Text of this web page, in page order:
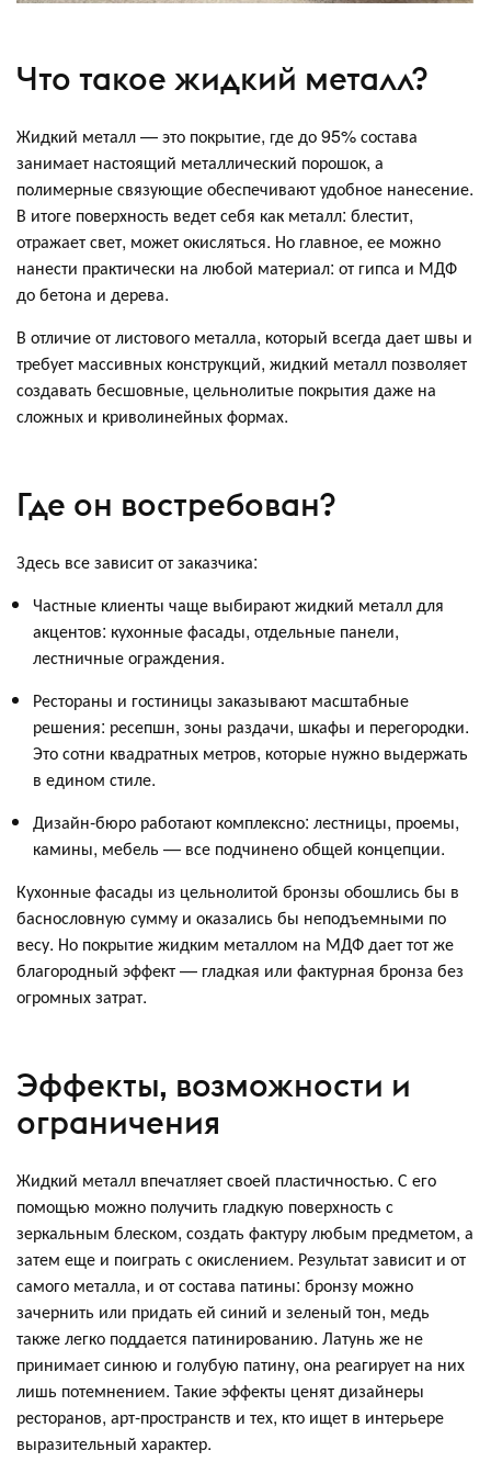
Что такое жидкий металл?
Жидкий металл — это покрытие, где до 95% состава
занимает настоящий металлический порошок, а
полимерные связующие обеспечивают удобное нанесение.
В итоге поверхность ведет себя как металл: блестит,
отражает свет, может окисляться. Но главное, ее можно
нанести практически на любой материал: от гипса и МДФ
до бетона и дерева.
В отличие от листового металла, который всегда дает швы и
требует массивных конструкций, жидкий металл позволяет
создавать бесшовные, цельнолитые покрытия даже на
сложных и криволинейных формах.
Где он востребован?
Здесь все зависит от заказчика:
Частные клиенты чаще выбирают жидкий металл для
акцентов: кухонные фасады, отдельные панели,
лестничные ограждения.
Рестораны и гостиницы заказывают масштабные
решения: ресепшн, зоны раздачи, шкафы и перегородки.
Это сотни квадратных метров, которые нужно выдержать
в едином стиле.
Дизайн-бюро работают комплексно: лестницы, проемы,
камины, мебель — все подчинено общей концепции.
Кухонные фасады из цельнолитой бронзы обошлись бы в
баснословную сумму и оказались бы неподъемными по
весу. Но покрытие жидким металлом на МДФ дает тот же
благородный эффект — гладкая или фактурная бронза без
огромных затрат.
Эффекты, возможности и
ограничения
Жидкий металл впечатляет своей пластичностью. С его
помощью можно получить гладкую поверхность с
зеркальным блеском, создать фактуру любым предметом, а
затем еще и поиграть с окислением. Результат зависит и от
самого металла, и от состава патины: бронзу можно
зачернить или придать ей синий и зеленый тон, медь
также легко поддается патинированию. Латунь же не
принимает синюю и голубую патину, она реагирует на них
лишь потемнением. Такие эффекты ценят дизайнеры
ресторанов, арт-пространств и тех, кто ищет в интерьере
выразительный характер.